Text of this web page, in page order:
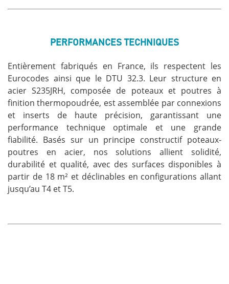
PERFORMANCES TECHNIQUES
Entièrement fabriqués en France, ils respectent les
Eurocodes ainsi que le DTU 32.3. Leur structure en
acier S235JRH, composée de poteaux et poutres à
finition thermopoudrée, est assemblée par connexions
et inserts de haute précision, garantissant une
performance technique optimale et une grande
fiabilité. Basés sur un principe constructif poteaux-
poutres en acier, nos solutions allient solidité,
durabilité et qualité, avec des surfaces disponibles à
partir de 18 m² et déclinables en configurations allant
jusqu’au T4 et T5.